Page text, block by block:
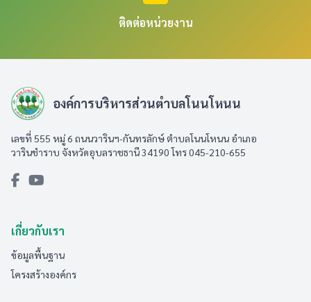
ติดต่อหน่วยงาน
องค์การบริหารส่วนตำบลโนนโหนน
เลขที่ 555 หมู่ 6 ถนนวารินฯ-กันทรลักษ์ ตำบลโนนโหนน อำเภอ
วารินชำราบ จังหวัดอุบลราชธานี 34190 โทร 045-210-655
เกี่ยวกับเรา
ข้อมูลพื้นฐาน
โครงสร้างองค์กร